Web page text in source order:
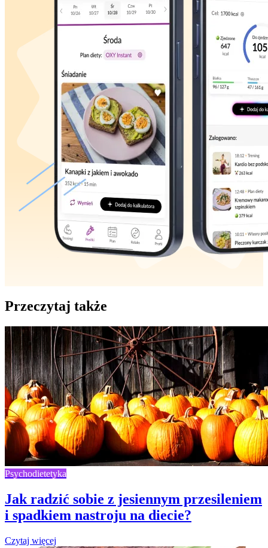
Przeczytaj także
Psychodietetyka
Jak radzić sobie z jesiennym przesileniem
i spadkiem nastroju na diecie?
Czytaj więcej